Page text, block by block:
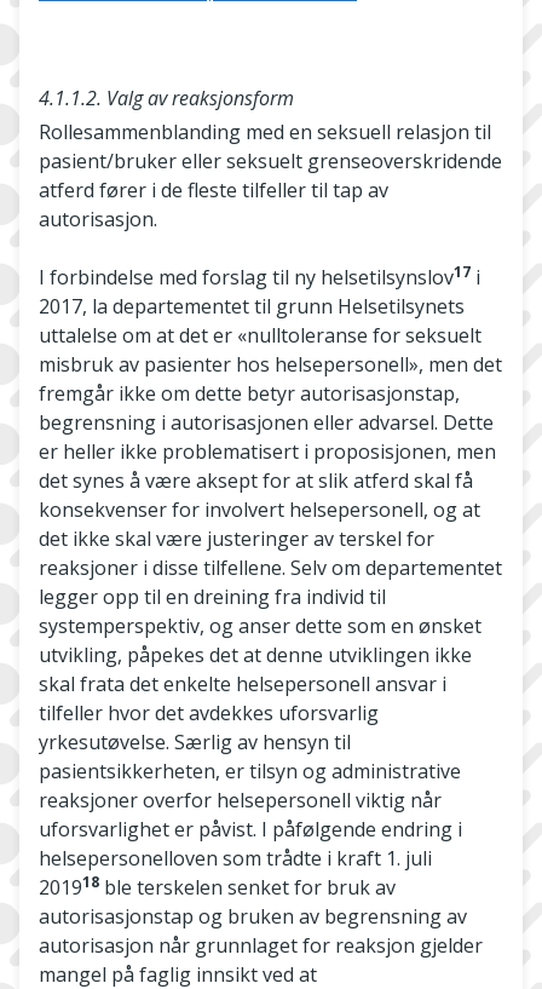
4.1.1.2. Valg av reaksjonsform
Rollesammenblanding med en seksuell relasjon til
pasient/bruker eller seksuelt grenseoverskridende
atferd fører i de fleste tilfeller til tap av
autorisasjon.
I forbindelse med forslag til ny helsetilsynslov17 i
2017, la departementet til grunn Helsetilsynets
uttalelse om at det er «nulltoleranse for seksuelt
misbruk av pasienter hos helsepersonell», men det
fremgår ikke om dette betyr autorisasjonstap,
begrensning i autorisasjonen eller advarsel. Dette
er heller ikke problematisert i proposisjonen, men
det synes å være aksept for at slik atferd skal få
konsekvenser for involvert helsepersonell, og at
det ikke skal være justeringer av terskel for
reaksjoner i disse tilfellene. Selv om departementet
legger opp til en dreining fra individ til
systemperspektiv, og anser dette som en ønsket
utvikling, påpekes det at denne utviklingen ikke
skal frata det enkelte helsepersonell ansvar i
tilfeller hvor det avdekkes uforsvarlig
yrkesutøvelse. Særlig av hensyn til
pasientsikkerheten, er tilsyn og administrative
reaksjoner overfor helsepersonell viktig når
uforsvarlighet er påvist. I påfølgende endring i
helsepersonelloven som trådte i kraft 1. juli
201918 ble terskelen senket for bruk av
autorisasjonstap og bruken av begrensning av
autorisasjon når grunnlaget for reaksjon gjelder
mangel på faglig innsikt ved at